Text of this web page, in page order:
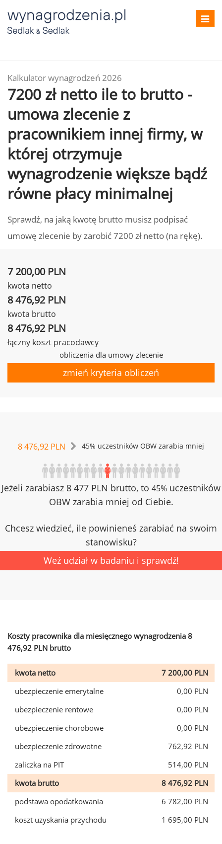
Kalkulator wynagrodzeń 2026
7200 zł netto ile to brutto -
umowa zlecenie z
pracownikiem innej firmy, w
której otrzymuje
wynagrodzenie większe bądź
równe płacy minimalnej
Sprawdź, na jaką kwotę brutto musisz podpisać
umowę zlecenie by zarobić 7200 zł netto (na rękę).
7 200,00 PLN
kwota netto
8 476,92 PLN
kwota brutto
8 476,92 PLN
łączny koszt pracodawcy
obliczenia dla umowy zlecenie
zmień kryteria obliczeń
8 476,92 PLN 45% uczestników OBW zarabia mniej
Jeżeli zarabiasz 8 477 PLN brutto, to 45% uczestników
OBW zarabia mniej od Ciebie.
Chcesz wiedzieć, ile powinieneś zarabiać na swoim
stanowisku?
Weź udział w badaniu i sprawdź!
Koszty pracownika dla miesięcznego wynagrodzenia 8
476,92 PLN brutto
kwota netto
7 200,00 PLN
ubezpieczenie emerytalne
0,00 PLN
ubezpieczenie rentowe
0,00 PLN
ubezpieczenie chorobowe
0,00 PLN
ubezpieczenie zdrowotne
762,92 PLN
zaliczka na PIT
514,00 PLN
kwota brutto
8 476,92 PLN
podstawa opodatkowania
6 782,00 PLN
koszt uzyskania przychodu
1 695,00 PLN